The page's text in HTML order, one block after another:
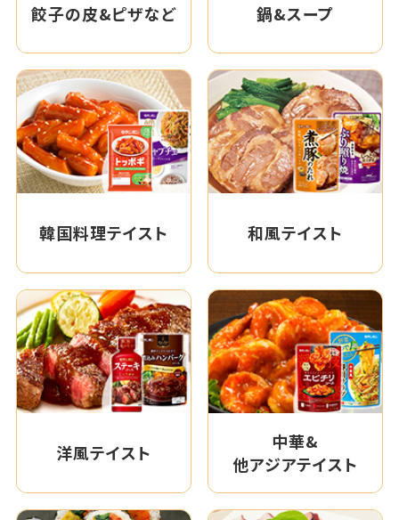
餃子の皮&ピザなど 鍋&スープ
韓国料理テイスト 和風テイスト
洋風テイスト
中華&
他アジアテイスト